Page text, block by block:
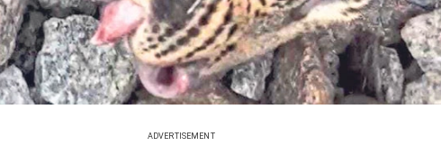
ADVERTISEMENT